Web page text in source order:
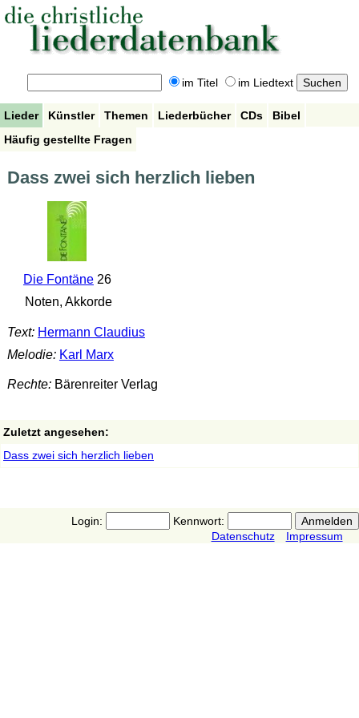
im Titel im Liedtext
Lieder Künstler Themen Liederbücher CDs
Bibel
Häufig gestellte Fragen
Dass zwei sich herzlich lieben
Die Fontäne26
Noten, Akkorde
Text: Hermann Claudius
Melodie: Karl Marx
Rechte:Bärenreiter Verlag
Zuletzt angesehen:
Dass zwei sich herzlich lieben
Login:
Kennwort:
Datenschutz
Impressum